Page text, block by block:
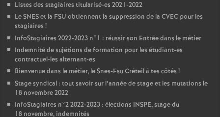
Listes des stagiaires titularisé-es 2021-2022
LeSNESet la FSU obtiennent la suppression de la CVEC pour les
stagiaires !
InfoStagiaires 2022-2023 n°1 : réussir son Entrée dans le métier
Indemnité de sujétions de formation pour les étudiant-es
contractuel-les alternant-es
Bienvenue dans le métier, le Snes-Fsu Créteil à tes côtés !
Stage syndical : tout savoir sur l’année de stage et les mutations le
18 novembre 2022
InfoStagiaires n°2 2022-2023 : élections INSPE, stage du
18 novembre, indemnités